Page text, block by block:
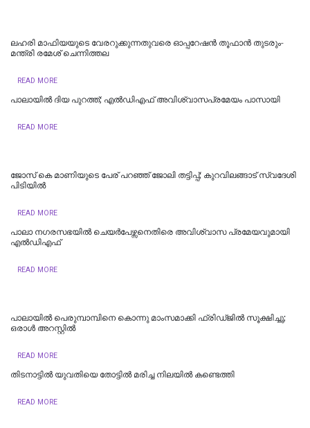
ലഹരി മാഫിയയുടെ വേരറുക്കുന്നതുവരെ ഓപ്പറേഷൻ തൂഫാൻ തുടരും-
മന്ത്രി രമേശ് ചെന്നിത്തല
READ MORE
പാലായിൽ ദിയ പുറത്ത്; എല്‍ഡിഎഫ് അവിശ്വാസപ്രമേയം പാസായി
READ MORE
ജോസ് കെ മാണിയുടെ പേര് പറഞ്ഞ് ജോലി തട്ടിപ്പ്; കുറവിലങ്ങാട് സ്വദേശി
പിടിയിൽ
READ MORE
പാലാ നഗരസഭയിൽ ചെയർപേഴ്സനെതിരെ അവിശ്വാസ പ്രമേയവുമായി
എൽഡിഎഫ്
READ MORE
പാലായിൽ പെരുമ്പാമ്പിനെ കൊന്നു മാംസമാക്കി ഫ്രിഡ്ജിൽ സൂക്ഷിച്ചു;
ഒരാൾ അറസ്റ്റിൽ
READ MORE
തിടനാട്ടിൽ യുവതിയെ തോട്ടിൽ മരിച്ച നിലയിൽ കണ്ടെത്തി
READ MORE